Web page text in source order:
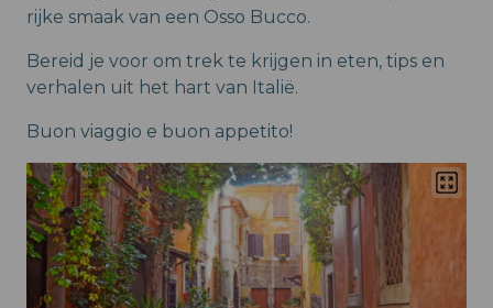
rijke smaak van een Osso Bucco.
Bereid je voor om trek te krijgen in eten, tips en
verhalen uit het hart van Italië.
Buon viaggio e buon appetito!